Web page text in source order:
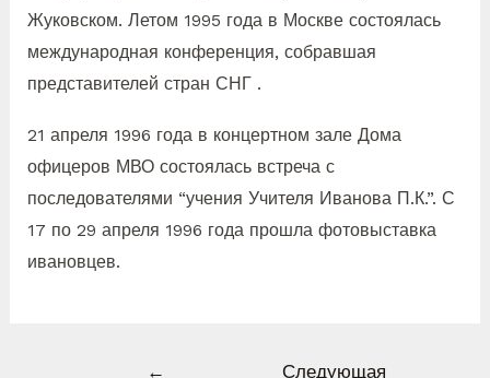
Жуковском. Летом 1995 года в Москве состоялась
международная конференция, собравшая
представителей стран СНГ .
21 апреля 1996 года в концертном зале Дома
офицеров МВО состоялась встреча с
последователями “учения Учителя Иванова П.К.”. С
17 по 29 апреля 1996 года прошла фотовыставка
ивановцев.
←
Следующая